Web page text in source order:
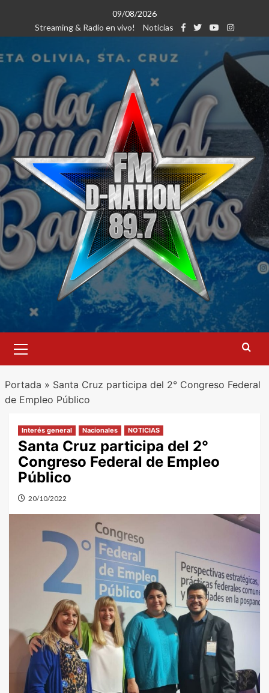
contenido
09/08/2026
Streaming & Radio en vivo!
Noticias
primario
Portada » Santa Cruz participa del 2° Congreso Federal
de Empleo Público
Interés general Nacionales NOTICIAS
Santa Cruz participa del 2°
Congreso Federal de Empleo
Público
20/10/2022